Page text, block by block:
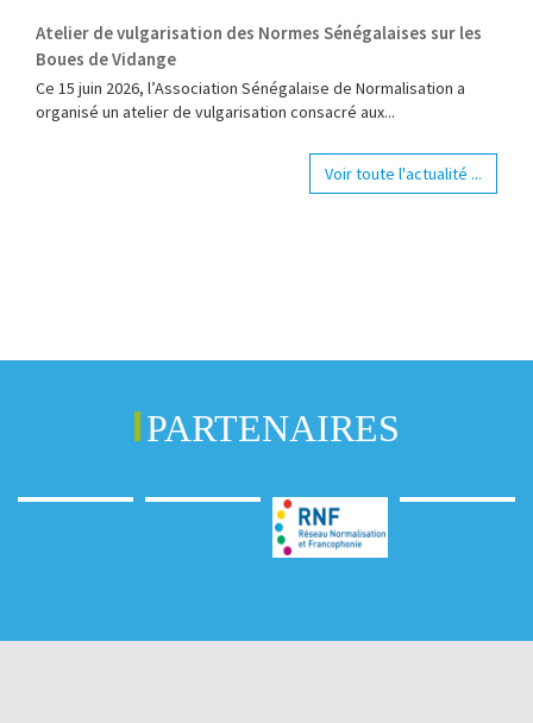
Atelier de vulgarisation des Normes Sénégalaises sur les
Boues de Vidange
Ce 15 juin 2026, l’Association Sénégalaise de Normalisation a
organisé un atelier de vulgarisation consacré aux...
Voir toute l'actualité ...
PARTENAIRES